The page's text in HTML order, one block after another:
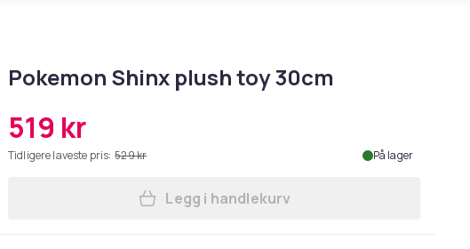
Pokemon Shinx plush toy 30cm
519 kr
Tidligere laveste pris: 529 kr På lager
Legg Pokemon Shinx plush toy
Legg i handlekurv